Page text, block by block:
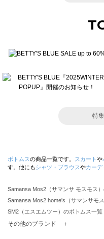
特
ボトムスの商品一覧です。 スカート や
す。他にもシャツ・ブラウスやカーデ
Samansa Mos2（サマンサ モスモス
Samansa Mos2 home's（サマンサモ
SM2（エスエムツー）のボトムス一覧
TSUHARU by Samansa Mos2（ツハ
その他のブランド ＋